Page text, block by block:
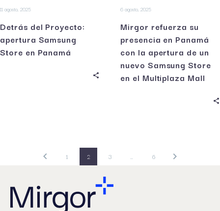
11 agosto, 2025
Detrás del Proyecto:
apertura Samsung
Store en Panamá
6 agosto, 2025
Mirgor refuerza su
presencia en Panamá
con la apertura de un
nuevo Samsung Store
en el Multiplaza Mall
1 2 3 … 6